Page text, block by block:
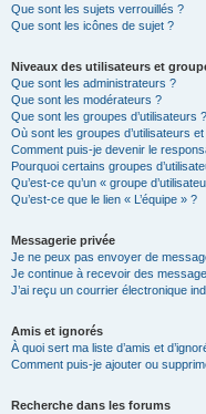
Que sont les sujets verrouillés ?
Que sont les icônes de sujet ?
Niveaux des utilisateurs et
Que sont les administrateurs ?
Que sont les modérateurs ?
Que sont les groupes d’utilisateurs ?
Où sont les groupes d’utilisateurs
Comment puis-je devenir le
Pourquoi certains groupes
Qu’est-ce qu’un « groupe
Qu’est-ce que le lien « L’équipe » ?
Messagerie privée
Je ne peux pas envoyer de
Je continue à recevoir des
J’ai reçu un courrier électronique
Amis et ignorés
À quoi sert ma liste d’amis et
Comment puis-je ajouter ou
Recherche dans les forums